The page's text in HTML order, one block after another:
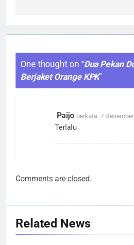
One thought on “Dua Pekan
Berjaket Orange KPK”
Paijo berkata: 7
Terlalu
Comments are closed.
Related News